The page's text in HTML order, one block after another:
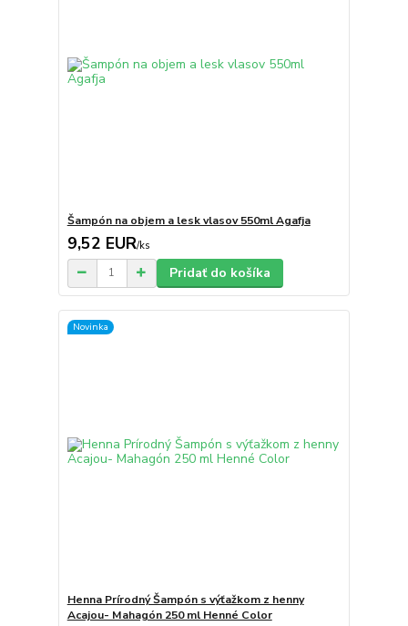
Šampón na objem a lesk vlasov 550ml Agafja
9,52 EUR/ks
Pridať do košíka
Novinka
Henna Prírodný Šampón s výťažkom z henny
Acajou- Mahagón 250 ml Henné Color